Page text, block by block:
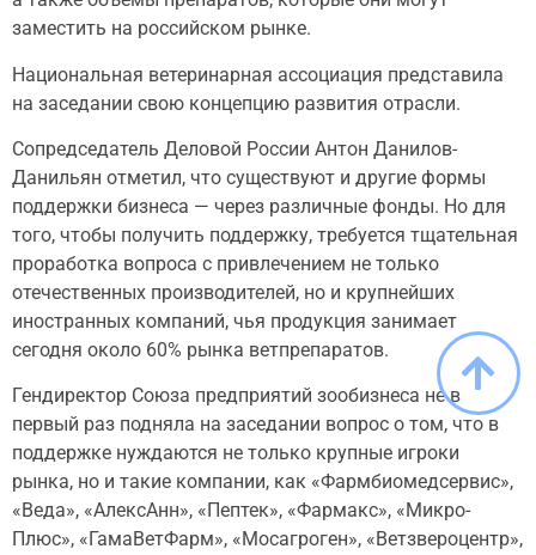
заместить на российском рынке.
Национальная ветеринарная ассоциация представила
на заседании свою концепцию развития отрасли.
Сопредседатель Деловой России Антон Данилов-
Данильян отметил, что существуют и другие формы
поддержки бизнеса — через различные фонды. Но для
того, чтобы получить поддержку, требуется тщательная
проработка вопроса с привлечением не только
отечественных производителей, но и крупнейших
иностранных компаний, чья продукция занимает
сегодня около 60% рынка ветпрепаратов.
Гендиректор Союза предприятий зообизнеса не в
первый раз подняла на заседании вопрос о том, что в
поддержке нуждаются не только крупные игроки
рынка, но и такие компании, как «Фармбиомедсервис»,
«Веда», «АлексАнн», «Пептек», «Фармакс», «Микро-
Плюс», «ГамаВетФарм», «Мосагроген», «Ветзвероцентр»,